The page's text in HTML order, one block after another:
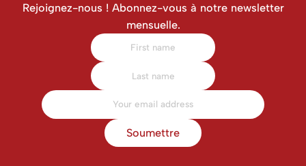
Rejoignez-nous ! Abonnez-vous à notre newsletter
mensuelle.
Soumettre